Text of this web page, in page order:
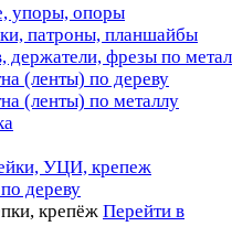
упоры, опоры
патроны, планшайбы
держатели, фрезы по
(ленты) по дереву
(ленты) по металлу
УЦИ, крепеж
дереву
крепёж Перейти в